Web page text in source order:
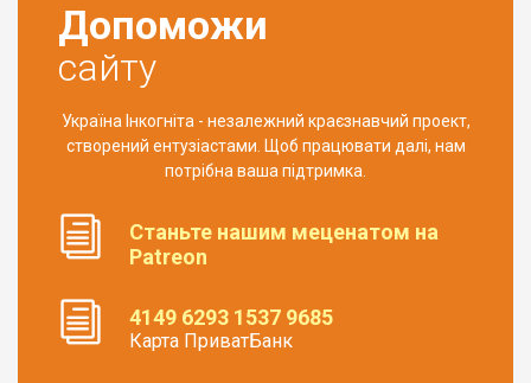
Допоможи
сайту
Україна Інкогніта - незалежний краєзнавчий проект,
створений ентузіастами. Щоб працювати далі, нам
потрібна ваша підтримка.
Станьте нашим меценатом на
Patreon
4149 6293 1537 9685
Карта ПриватБанк